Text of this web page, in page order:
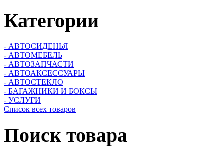
Категории
- АВТОСИДЕНЬЯ
- АВТОМЕБЕЛЬ
- АВТОЗАПЧАСТИ
- АВТОАКСЕССУАРЫ
- АВТОСТЕКЛО
- БАГАЖНИКИ И БОКСЫ
- УСЛУГИ
Список всех товаров
Поиск товара